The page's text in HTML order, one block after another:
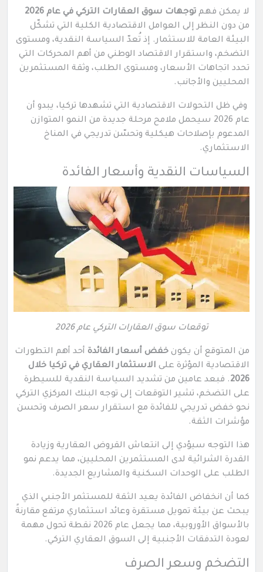
لا يمكن فهم توجهات سوق العقارات التركي في عام 2026
من دون النظر إلى العوامل الاقتصادية الكلية التي تشكّل
البيئة العامة للاستثمار. إذ تُعدّ السياسة النقدية، ومستوى
التضخم، واستقرار الاقتصاد الوطني من أهم المحركات التي
تحدد اتجاهات الأسعار، ومستوى الطلب، وثقة المستثمرين
المحليين والأجانب.
وفي ظل التحولات الاقتصادية التي تشهدها تركيا، يبدو أن
عام 2026 سيحمل ملامح مرحلة جديدة من النمو المتوازن
المدعوم بإصلاحات هيكلية وتحسّن تدريجي في المناخ
الاستثماري.
السياسات النقدية وأسعار الفائدة
توقعات سوق العقارات التركي عام 2026
من المتوقع أن يكون خفض أسعار الفائدة أحد أهم التطورات
الاقتصادية المؤثرة على الاستثمار العقاري في تركيا خلال
2026. فبعد عامين من تشديد السياسة النقدية للسيطرة
على التضخم، تشير التوقعات إلى توجه البنك المركزي التركي
نحو خفض تدريجي للفائدة مع استقرار سعر الصرف وتحسن
مؤشرات الثقة.
هذا التوجه سيؤدي إلى انتعاش القروض العقارية وزيادة
القدرة الشرائية لدى المستثمرين المحليين، مما يدعم نمو
الطلب على الوحدات السكنية والمشاريع الجديدة.
كما أن انخفاض الفائدة يعيد الثقة للمستثمر الأجنبي الذي
يبحث عن بيئة تمويل مستقرة وعائد استثماري مرتفع مقارنةً
بالأسواق الأوروبية، مما يجعل عام 2026 نقطة تحول مهمة
لعودة التدفقات الأجنبية إلى السوق العقاري التركي.
التضخم وسعر الصرف